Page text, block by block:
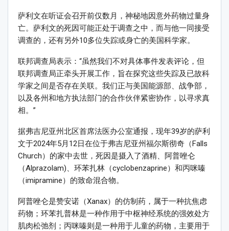
萨利文在听证会召开前仅数月，神秘地因意外药物过量身
亡。萨利文的死因可能正处于调查之中，而与他一同接受
调查的，还有另外10多位失踪或身亡的美国科学家。
联邦调查局表示：“虽然我们不对具体事件发表评论，但
联邦调查局正牵头开展工作，旨在探究这些失踪及已故科
学家之间是否存在关联。我们正与美国能源部、战争部，
以及各州和地方执法部门的合作伙伴紧密协作，以寻求真
相。”
据弗吉尼亚州北区首席法医办公室通报，现年39岁的萨利
文于2024年5月12日在位于弗吉尼亚州福尔斯彻奇（Falls
Church）的家中去世，死因是摄入了酒精、阿普唑仑
（Alprazolam)、环苯扎林（cyclobenzaprine）和丙咪嗪
（imipramine）的致命混合物。
阿普唑仑是赞安诺（Xanax）的仿制药，属于一种抗焦虑
药物；环苯扎普林是一种作用于中枢神经系统的强效处方
肌肉松弛剂；丙咪嗪则是一种用于儿童的药物，主要用于